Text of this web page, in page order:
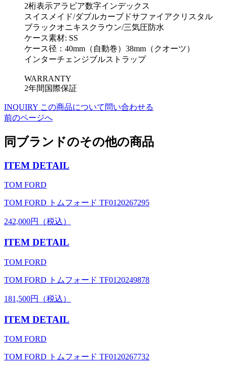
2桁表示アラビア数字インデックス
スイスメイド/ダブルカーブドサファイアクリスタル
ブラックオニキスクラウン/三気圧防水
ケース素材: SS
ケース径：40mm（自動巻）38mm（クオーツ）
インターチェンジブルストラップ
WARRANTY
2年間国際保証
INQUIRY この商品について問い合わせる
前のページへ
同ブランドのその他の商品
ITEM DETAIL
TOM FORD
TOM FORD トムフォード TF0120267295
242,000円（税込）
ITEM DETAIL
TOM FORD
TOM FORD トムフォード TF0120249878
181,500円（税込）
ITEM DETAIL
TOM FORD
TOM FORD トムフォード TF0120267732